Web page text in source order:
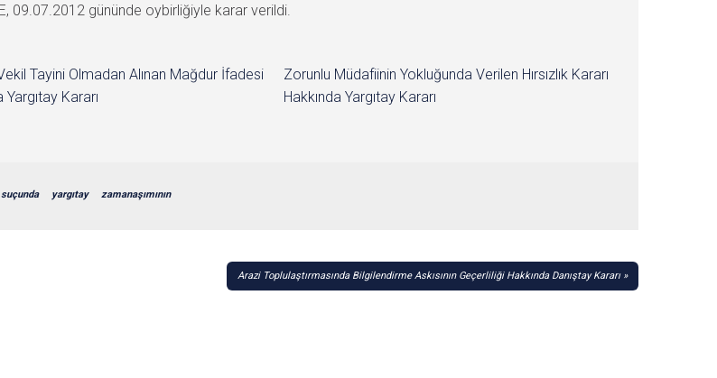
09.07.2012 gününde oybirliğiyle karar verildi.
Tayini Olmadan Alınan Mağdur İfadesi
Yargıtay Kararı
Zorunlu Müdafiinin Yokluğunda Verilen Hırsızlık Kararı
Hakkında Yargıtay Kararı
suçunda yargıtay zamanaşımının
Arazi Toplulaştırmasında Bilgilendirme Askısının Geçerliliği Hakkında Danıştay Kararı